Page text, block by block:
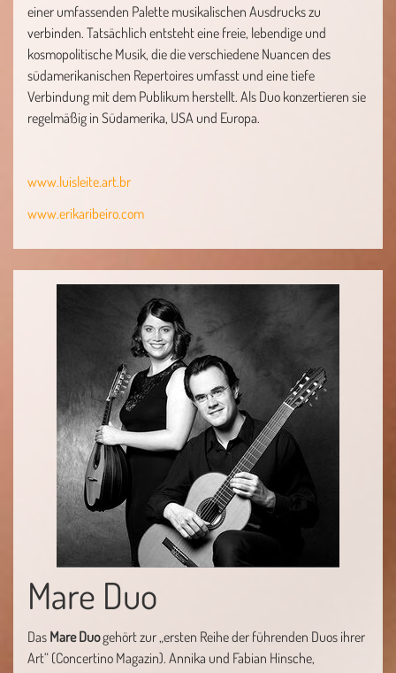
einer umfassenden Palette musikalischen Ausdrucks zu
verbinden. Tatsächlich entsteht eine freie, lebendige und
kosmopolitische Musik, die die verschiedene Nuancen des
südamerikanischen Repertoires umfasst und eine tiefe
Verbindung mit dem Publikum herstellt. Als Duo konzertieren sie
regelmäßig in Südamerika, USA und Europa.
www.luisleite.art.br
www.erikaribeiro.com
Mare Duo
Das Mare Duogehört zur „ersten Reihe der führenden Duos ihrer
Art“ (Concertino Magazin). Annika und Fabian Hinsche,